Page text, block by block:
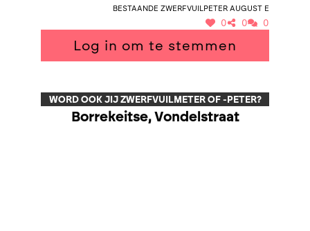
Bestaande zwerfvuilpeter August E
0 0 0
Log in om te stemmen
WORD OOK JIJ ZWERFVUILMETER OF -PETER?
Borrekeitse, Vondelstraat